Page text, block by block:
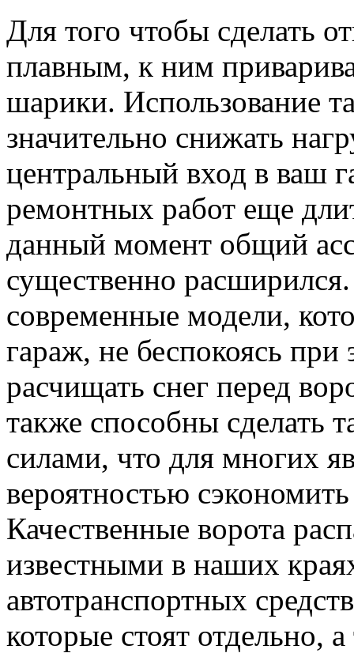
Для того чтобы сделать
плавным, к ним
шарики. Использование
значительно снижать
центральный вход в ваш
ремонтных работ еще
данный момент общий
существенно
современные модели,
гараж, не беспокоясь
расчищать снег перед
также способны сделать
силами, что для многих
вероятностью
Качественные ворота
известными в наших
автотранспортных
которые стоят отдельно,